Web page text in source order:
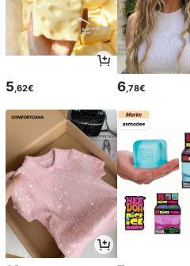
5,62€ 6,78€